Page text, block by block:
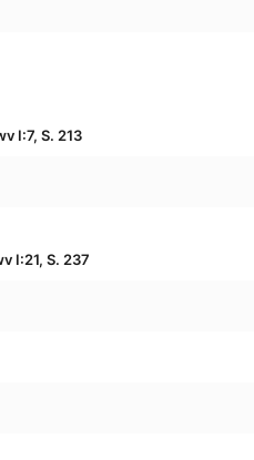
I:7, S. 213
I:21, S. 237